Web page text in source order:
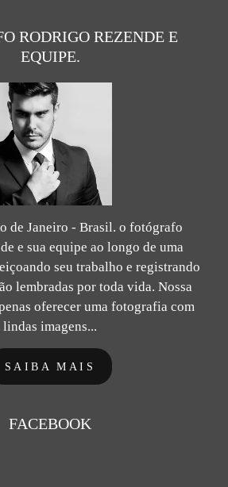
RODRIGO REZENDE E
EQUIPE.
de Janeiro - Brasil. o fotógrafo
e sua equipe ao longo de uma
seu trabalho e registrando
lembradas por toda vida. Nossa
oferecer uma fotografia com
lindas imagens...
SAIBA MAIS
FACEBOOK